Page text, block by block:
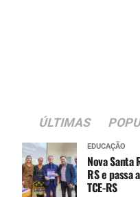
ÚLTIMAS
EDUCAÇÃO
Nova Santa
RS e passa
TCE-RS